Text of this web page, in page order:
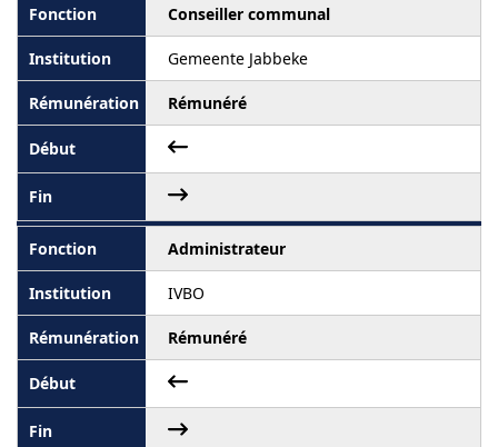
Conseiller communal
Gemeente Jabbeke
Rémunéré
Administrateur
IVBO
Rémunéré